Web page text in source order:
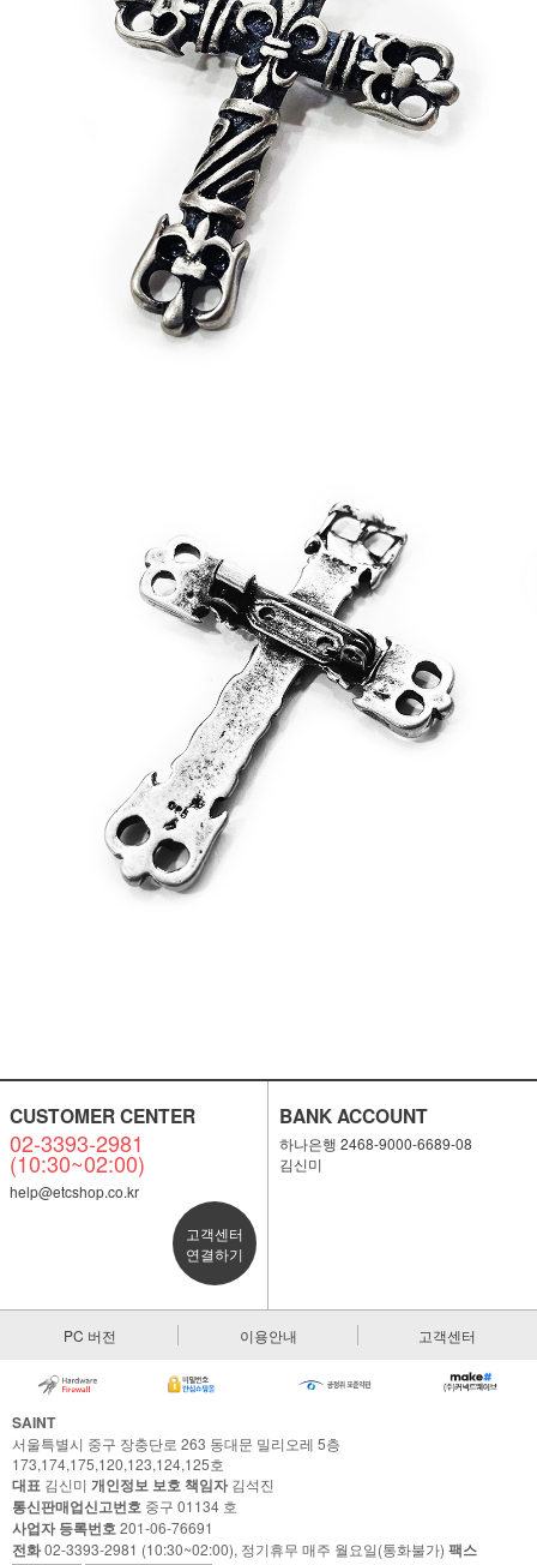
CUSTOMER CENTER
02-3393-2981
(10:30~02:00)
help@etcshop.co.kr
고객센터
연결하기
BANK ACCOUNT
하나은행 2468-9000-6689-08
김신미
PC 버전 이용안내 고객센터
SAINT
서울특별시 중구 장충단로 263 동대문 밀리오레 5층
173,174,175,120,123,124,125호
대표 김신미 개인정보 보호 책임자김석진
통신판매업신고번호 중구 01134 호
사업자 등록번호201-06-76691
전화02-3393-2981 (10:30~02:00), 정기휴무 매주 월요일(통화불가) 팩스